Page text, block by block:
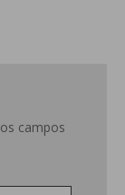
campos